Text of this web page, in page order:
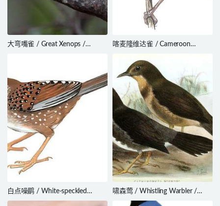
大弯嘴雀 / Great Xenops /
喀麦隆维达雀 / Cameroon
白点噪鹛 / White-speckled
Laughingthrush / Ianthocincla
啸森莺 / Whistling Warbler /
Catharopeza bishopi